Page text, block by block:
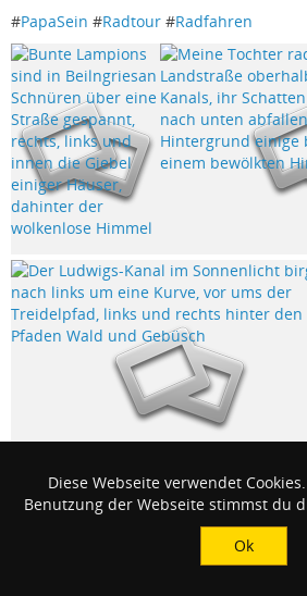
#PapaSein #Radtour #Radfahren
Diese Webseite verwendet
Benutzung der Webseite stimmst du
Ok